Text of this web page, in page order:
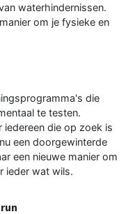
waterhindernissen.
om je fysieke en
die
te testen.
die op zoek is
een doorgewinterde
een nieuwe manier om
ieder wat wils.